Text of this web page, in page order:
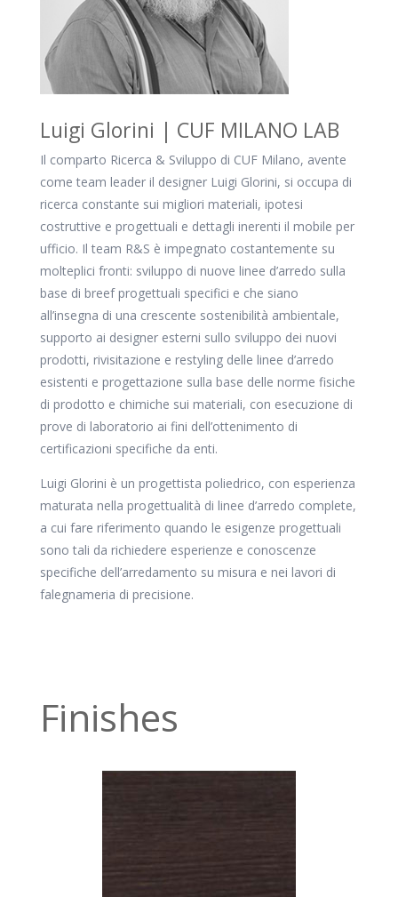
Luigi Glorini | CUF MILANO LAB
Il comparto Ricerca & Sviluppo di CUF Milano, avente
come team leader il designer Luigi Glorini, si occupa di
ricerca constante sui migliori materiali, ipotesi
costruttive e progettuali e dettagli inerenti il mobile per
ufficio. Il team R&S è impegnato costantemente su
molteplici fronti: sviluppo di nuove linee d’arredo sulla
base di breef progettuali specifici e che siano
all’insegna di una crescente sostenibilità ambientale,
supporto ai designer esterni sullo sviluppo dei nuovi
prodotti, rivisitazione e restyling delle linee d’arredo
esistenti e progettazione sulla base delle norme fisiche
di prodotto e chimiche sui materiali, con esecuzione di
prove di laboratorio ai fini dell’ottenimento di
certificazioni specifiche da enti.
Luigi Glorini è un progettista poliedrico, con esperienza
maturata nella progettualità di linee d’arredo complete,
a cui fare riferimento quando le esigenze progettuali
sono tali da richiedere esperienze e conoscenze
specifiche dell’arredamento su misura e nei lavori di
falegnameria di precisione.
Finishes